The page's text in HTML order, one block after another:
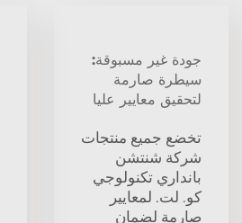
جودة غير مسبوقة:
سيطرة صارمة
لتحقيق معايير عليا
تخضع جميع منتجات
شركة شنتشن
بانداري تكنولوجي
كو. لت. لمعايير
صارمة لضمان